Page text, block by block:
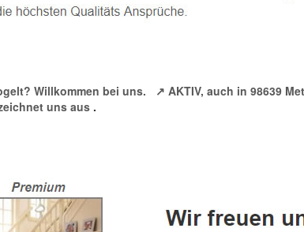
Willkommen bei uns.
↗️ AKTIV, auch in 98639
uns aus .